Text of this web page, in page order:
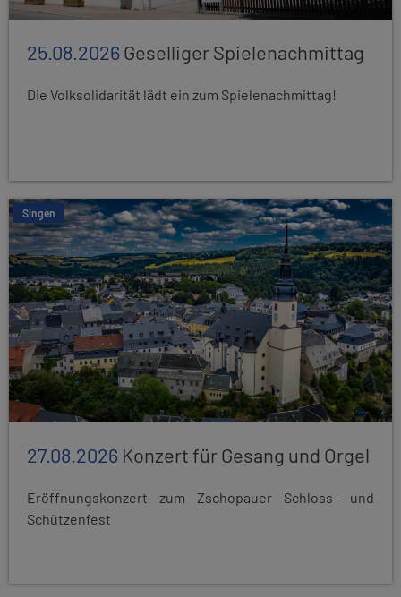
25.08.2026Geselliger Spielenachmittag
Die Volksolidarität lädt ein zum Spielenachmittag!
Singen
27.08.2026 Konzert für Gesang und Orgel
Eröffnungskonzert zum Zschopauer Schloss- und
Schützenfest